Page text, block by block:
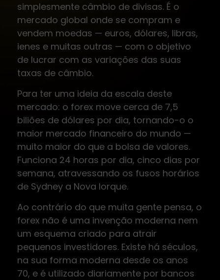
simplesmente câmbio de divisas. É o
mercado global onde se compram e
vendem moedas — euros, dólares, libras,
ienes e muitas outras — com o objetivo
de lucrar com as variações das suas
taxas de câmbio.
Para ter uma ideia da escala deste
mercado: o forex move cerca de 7,5
biliões de dólares por dia, tornando-o o
maior mercado financeiro do mundo —
muito maior do que a bolsa de valores.
Funciona 24 horas por dia, cinco dias por
semana, atravessando os fusos horários
de Sydney a Nova Iorque.
Ao contrário do que muita gente pensa, o
forex não é uma invenção moderna nem
um esquema criado para atrair
pequenos investidores. Existe há séculos,
na sua forma moderna desde os anos
70, e é utilizado diariamente por bancos